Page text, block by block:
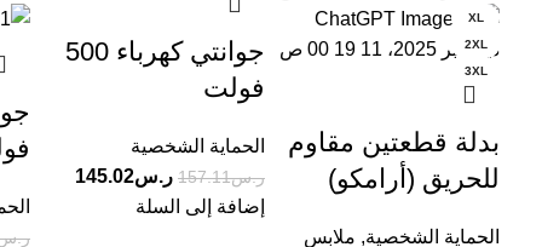
XL
2XL
3XL
بدلة قطعتين مقاوم
للحريق (أرامكو)
الحماية الشخصية, ملابس
جوانتي كهرباء 500
فولت
الحماية الشخصية
ر.س157.11 ر.س145.02
إضافة إلى السلة